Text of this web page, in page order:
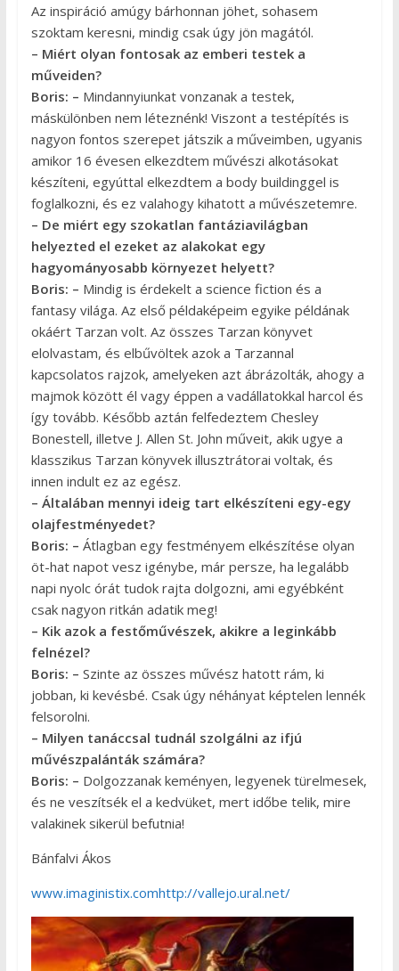
Az inspiráció amúgy bárhonnan jöhet, sohasem
szoktam keresni, mindig csak úgy jön magától.
– Miért olyan fontosak az emberi testek a
műveiden?
Boris: – Mindannyiunkat vonzanak a testek,
máskülönben nem léteznénk! Viszont a testépítés is
nagyon fontos szerepet játszik a műveimben, ugyanis
amikor 16 évesen elkezdtem művészi alkotásokat
készíteni, egyúttal elkezdtem a body buildinggel is
foglalkozni, és ez valahogy kihatott a művészetemre.
– De miért egy szokatlan fantáziavilágban
helyezted el ezeket az alakokat egy
hagyományosabb környezet helyett?
Boris: – Mindig is érdekelt a science fiction és a
fantasy világa. Az első példaképeim egyike példának
okáért Tarzan volt. Az összes Tarzan könyvet
elolvastam, és elbűvöltek azok a Tarzannal
kapcsolatos rajzok, amelyeken azt ábrázolták, ahogy a
majmok között él vagy éppen a vadállatokkal harcol és
így tovább. Később aztán felfedeztem Chesley
Bonestell, illetve J. Allen St. John műveit, akik ugye a
klasszikus Tarzan könyvek illusztrátorai voltak, és
innen indult ez az egész.
– Általában mennyi ideig tart elkészíteni egy-egy
olajfestményedet?
Boris: – Átlagban egy festményem elkészítése olyan
öt-hat napot vesz igénybe, már persze, ha legalább
napi nyolc órát tudok rajta dolgozni, ami egyébként
csak nagyon ritkán adatik meg!
– Kik azok a festőművészek, akikre a leginkább
felnézel?
Boris: – Szinte az összes művész hatott rám, ki
jobban, ki kevésbé. Csak úgy néhányat képtelen lennék
felsorolni.
– Milyen tanáccsal tudnál szolgálni az ifjú
művészpalánták számára?
Boris: – Dolgozzanak keményen, legyenek türelmesek,
és ne veszítsék el a kedvüket, mert időbe telik, mire
valakinek sikerül befutnia!
Bánfalvi Ákos
www.imaginistix.comhttp://vallejo.ural.net/